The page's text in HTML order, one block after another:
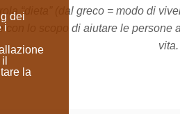
dei
i
la
“dieta”
(dal greco = modo di
lo scopo di aiutare le
vita.